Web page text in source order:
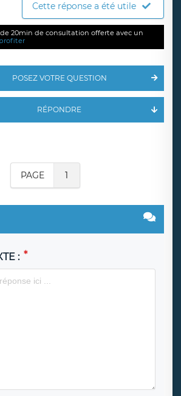
Cette réponse a été utile
20min de consultation offerte avec un
POSEZ VOTRE QUESTION
RÉPONDRE
PAGE 1
: